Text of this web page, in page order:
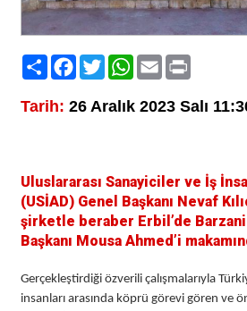
PaylaşFacebook
TwitterWhatsApp
EmailPrint
Tarih: 26 Aralık 2023 Salı
Uluslararası Sanayiciler ve İş
(USİAD) Genel Başkanı Nevaf
şirketle beraber Erbil’de Barzani
Başkanı Mousa Ahmed’i
Gerçekleştirdiği özverili çalışmalarıyla
insanları arasında köprü görevi gören ve